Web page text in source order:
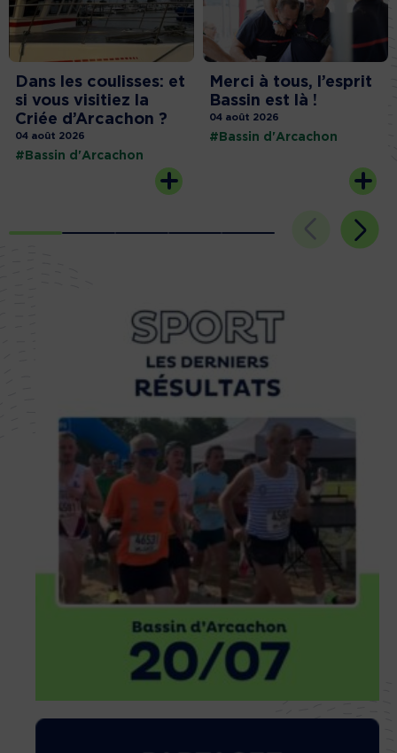
Dans les coulisses: et
si vous visitiez la
Criée d’Arcachon ?
04 août 2026
#Bassin d'Arcachon
Merci à tous, l’esprit
Bassin est là !
04 août 2026
#Bassin d'Arcachon